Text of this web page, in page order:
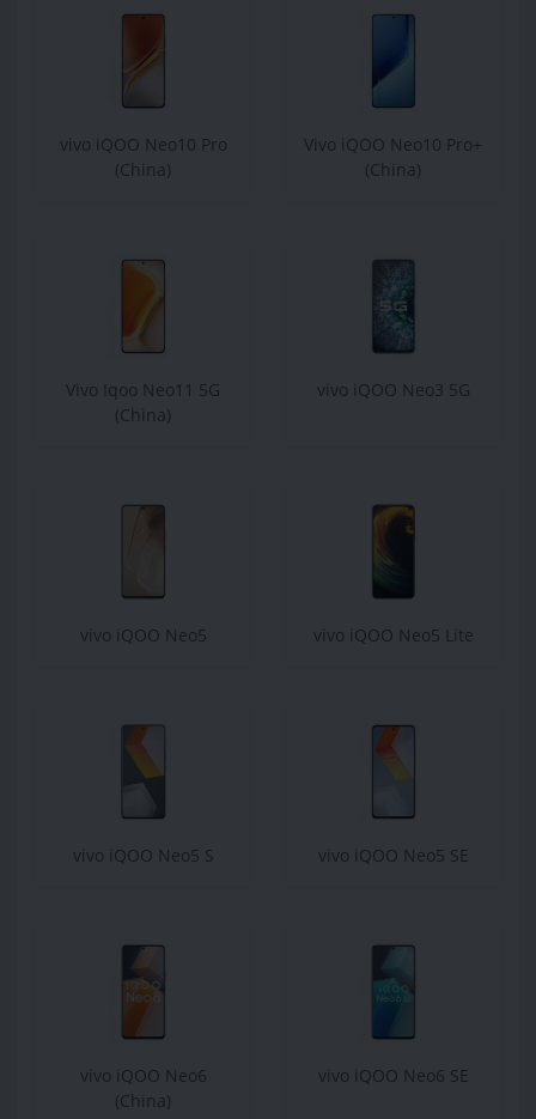
vivo iQOO Neo10 Pro
(China)
Vivo iQOO Neo10 Pro+
(China)
Vivo Iqoo Neo11 5G
(China)
vivo iQOO Neo3 5G
vivo iQOO Neo5 vivo iQOO Neo5 Lite
vivo iQOO Neo5 S vivo iQOO Neo5 SE
vivo iQOO Neo6
(China)
vivo iQOO Neo6 SE